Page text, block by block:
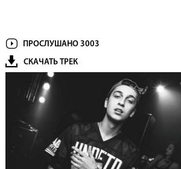
ПРОСЛУШАНО 3003
СКАЧАТЬ ТРЕК